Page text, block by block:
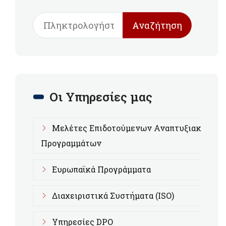
Αναζήτηση
Οι Υπηρεσίες μας
Μελέτες Επιδοτούμενων Αναπτυξιακών
Προγραμμάτων
Ευρωπαϊκά Προγράμματα
Διαχειριστικά Συστήματα (ISO)
Υπηρεσίες DPO